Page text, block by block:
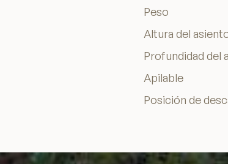
Peso
Altura del
Profundidad del
Apilable
Posición de